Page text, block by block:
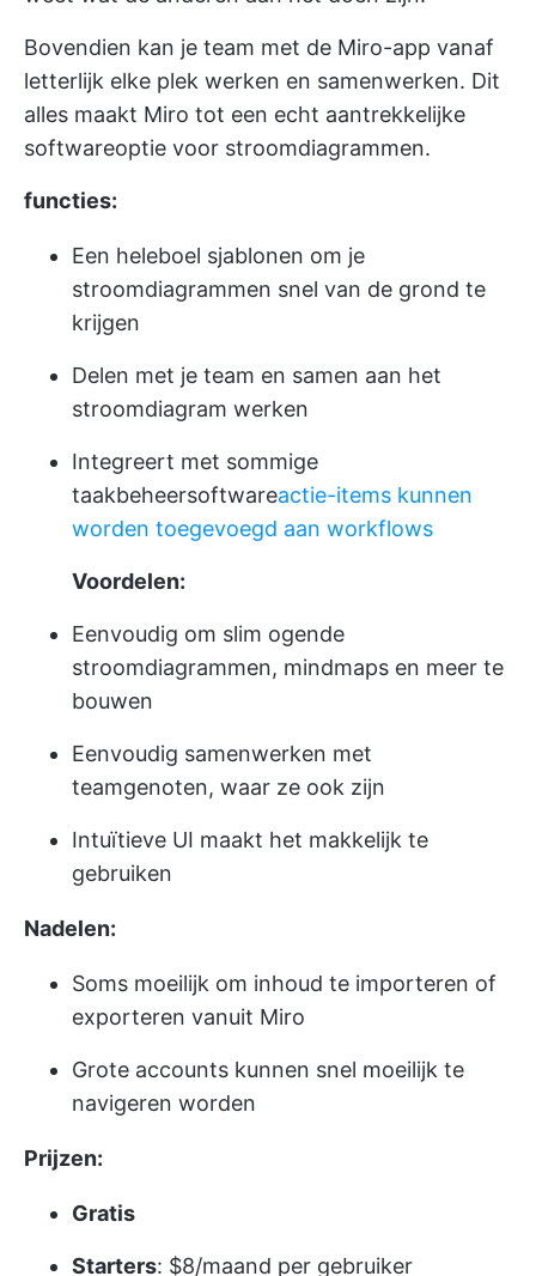
Bovendien kan je team met de Miro-app vanaf
letterlijk elke plek werken en samenwerken. Dit
alles maakt Miro tot een echt aantrekkelijke
softwareoptie voor stroomdiagrammen.
functies:
Een heleboel sjablonen om je
stroomdiagrammen snel van de grond te
krijgen
Delen met je team en samen aan het
stroomdiagram werken
Integreert met sommige
taakbeheersoftwareactie-items kunnen
worden toegevoegd aan workflows
Voordelen:
Eenvoudig om slim ogende
stroomdiagrammen, mindmaps en meer te
bouwen
Eenvoudig samenwerken met
teamgenoten, waar ze ook zijn
Intuïtieve UI maakt het makkelijk te
gebruiken
Nadelen:
Soms moeilijk om inhoud te importeren of
exporteren vanuit Miro
Grote accounts kunnen snel moeilijk te
navigeren worden
Prijzen:
Gratis
Starters: $8/maand per gebruiker